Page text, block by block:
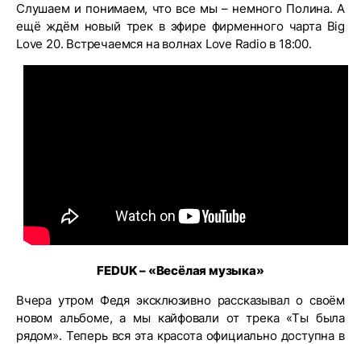
Слушаем и понимаем, что все мы – немного Полина. А
ещё ждём новый трек в эфире фирменного чарта Big
Love 20. Встречаемся на волнах Love Radio в 18:00.
FEDUK – «Весёлая музыка»
Вчера утром Федя эксклюзивно рассказывал о своём
новом альбоме, а мы кайфовали от трека «Ты была
рядом». Теперь вся эта красота официально доступна в